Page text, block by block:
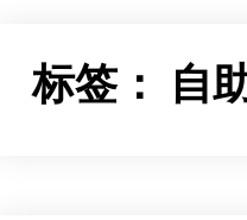
标签： 自